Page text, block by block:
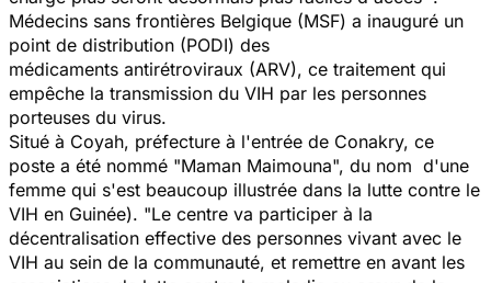
Médecins sans frontières Belgique (MSF) a inauguré un
point de distribution (PODI) des
médicaments antirétroviraux (ARV), ce traitement qui
empêche la transmission du VIH par les personnes
porteuses du virus.
Situé à Coyah, préfecture à l'entrée de Conakry, ce
poste a été nommé "Maman Maimouna", du nom d'une
femme qui s'est beaucoup illustrée dans la lutte contre le
VIH en Guinée). "Le centre va participer à la
décentralisation effective des personnes vivant avec le
VIH au sein de la communauté, et remettre en avant les